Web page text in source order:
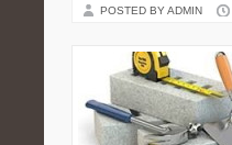
POSTED BY ADMIN